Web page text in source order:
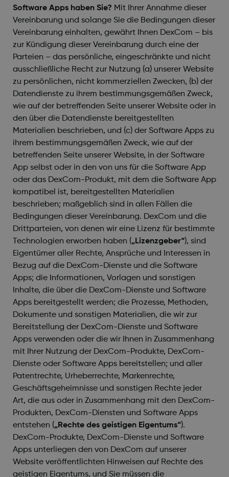
Software Apps haben Sie? Mit Ihrer Annahme dieser
Vereinbarung und solange Sie die Bedingungen dieser
Vereinbarung einhalten, gewährt Ihnen DexCom – bis
zur Kündigung dieser Vereinbarung durch eine der
Parteien – das persönliche, eingeschränkte und nicht
ausschließliche Recht zur Nutzung (a) unserer Website
zu persönlichen, nicht kommerziellen Zwecken, (b) der
Datendienste zu ihrem bestimmungsgemäßen Zweck,
wie auf der betreffenden Seite unserer Website oder in
den über die Datendienste bereitgestellten
Materialien beschrieben, und (c) der Software Apps zu
ihrem bestimmungsgemäßen Zweck, wie auf der
betreffenden Seite unserer Website, in der Software
App selbst oder in den von uns für die Software App
oder das DexCom-Produkt, mit dem die Software App
kompatibel ist, bereitgestellten Materialien
beschrieben; maßgeblich sind in allen Fällen die
Bedingungen dieser Vereinbarung. DexCom und die
Drittparteien, von denen wir eine Lizenz für bestimmte
Technologien erworben haben („Lizenzgeber“), sind
Eigentümer aller Rechte, Ansprüche und Interessen in
Bezug auf die DexCom-Dienste und die Software
Apps; die Informationen, Vorlagen und sonstigen
Inhalte, die über die DexCom-Dienste und Software
Apps bereitgestellt werden; die Prozesse, Methoden,
Dokumente und sonstigen Materialien, die wir zur
Bereitstellung der DexCom-Dienste und Software
Apps verwenden oder die wir Ihnen in Zusammenhang
mit Ihrer Nutzung der DexCom-Produkte, DexCom-
Dienste oder Software Apps bereitstellen; und aller
Patentrechte, Urheberrechte, Markenrechte,
Geschäftsgeheimnisse und sonstigen Rechte jeder
Art, die aus oder in Zusammenhang mit den DexCom-
Produkten, DexCom-Diensten und Software Apps
entstehen („Rechte des geistigen Eigentums“).
DexCom-Produkte, DexCom-Dienste und Software
Apps unterliegen den von DexCom auf unserer
Website veröffentlichten Hinweisen auf Rechte des
geistigen Eigentums, und Sie müssen die